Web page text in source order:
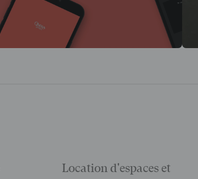
Location d'espaces et